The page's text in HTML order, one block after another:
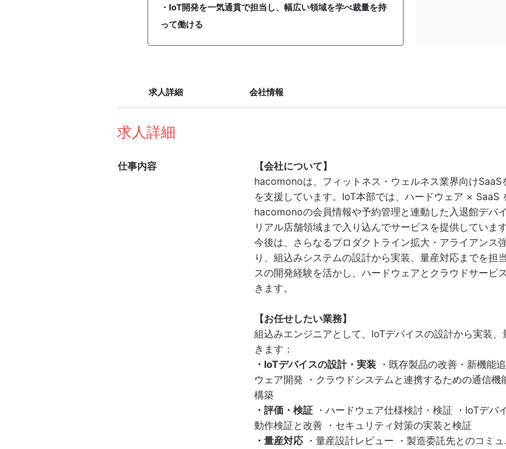
・IoT開発を一気通貫で担当し、幅広い領域を学べ裁量を持
って働ける
求人詳細 会社情報
求人詳細
仕事内容
【会社について】
hacomonoは、フィットネス・ウェルネス業界向け
を支援しています。IoT本部では、ハードウェア × SaaS
hacomonoの会員情報や予約管理と連動した入退館デバ
リアル店舗領域まで入り込んでサービスを提供しています
今後は、さらなるプロダクトライン拡大・アライアンス
り、組込みシステムの設計から実装、量産対応までを担
スの開発経験を活かし、ハードウェアとクラウドサービ
きます。
【お任せしたい業務】
組込みエンジニアとして、IoTデバイスの設計から実装
きます：
・IoTデバイスの設計・実装 ・既存製品の改善・新機能
ウェア開発 ・クラウドシステムと連携するための通信
構築
・評価・検証 ・ハードウェア仕様検討・検証 ・IoTデ
動作検証と改善 ・セキュリティ対策の実装と検証
・量産対応 ・量産設計レビュー ・製造委託先とのコミ